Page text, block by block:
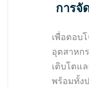
การจั
เพื่อตอบ
อุตสาหก
เติบโตแ
พร้อมทั้ง